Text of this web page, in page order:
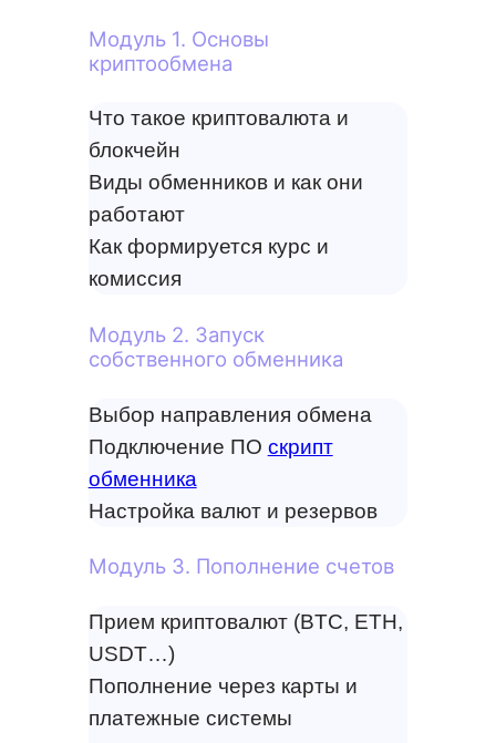
Модуль 1. Основы
криптообмена
Что такое криптовалюта и
блокчейн
Виды обменников и как они
работают
Как формируется курс и
комиссия
Модуль 2. Запуск
собственного обменника
Выбор направления обмена
Подключение ПО скрипт
обменника
Настройка валют и резервов
Модуль 3. Пополнение счетов
Прием криптовалют (BTC, ETH,
USDT…)
Пополнение через карты и
платежные системы